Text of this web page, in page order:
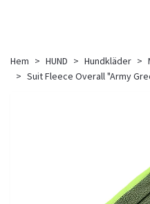
Hem HUND Hundkläder
Suit Fleece Overall "Army